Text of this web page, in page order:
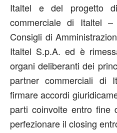
Italtel e del progetto
commerciale di Italtel
Consigli di
Italtel S.p.A. ed è
organi deliberanti dei
partner commerciali di
firmare accordi
parti coinvolte entro fine
perfezionare il closing